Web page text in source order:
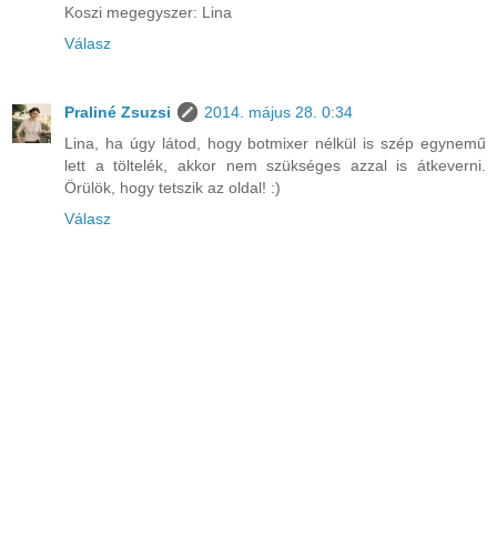
Koszi megegyszer: Lina
Válasz
Praliné Zsuzsi
2014. május 28. 0:34
Lina, ha úgy látod, hogy botmixer nélkül is szép egynemű
lett a töltelék, akkor nem szükséges azzal is átkeverni.
Örülök, hogy tetszik az oldal! :)
Válasz